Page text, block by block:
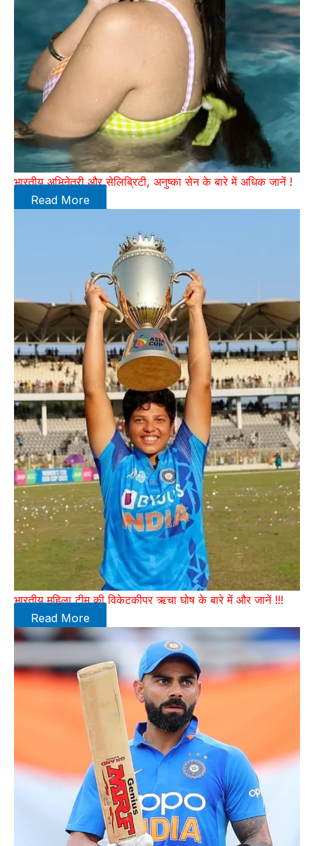
भारतीय अभिनेत्री और सेलिब्रिटी, अनुष्का सेन के बारे में अधिक जानें !
Read More
भारतीय महिला टीम की विकेटकीपर ऋचा घोष के बारे में और जानें !!!
Read More